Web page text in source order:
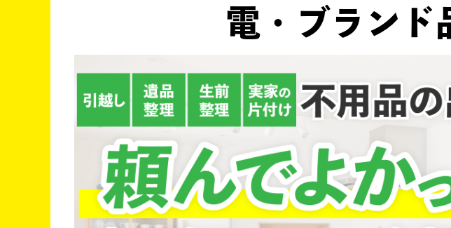
電・ブランド